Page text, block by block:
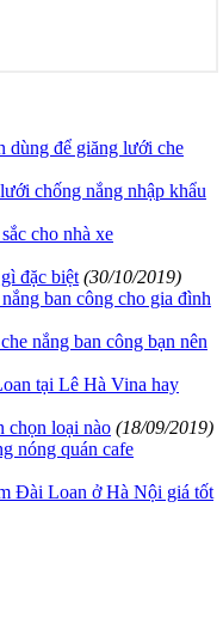
dùng để giăng lưới che
chống nắng nhập khẩu
cho nhà xe
đặc biệt (30/10/2019)
ban công cho gia đình
nắng ban công bạn nên
tại Lê Hà Vina hay
chọn loại nào (18/09/2019)
nóng quán cafe
Đài Loan ở Hà Nội giá tốt